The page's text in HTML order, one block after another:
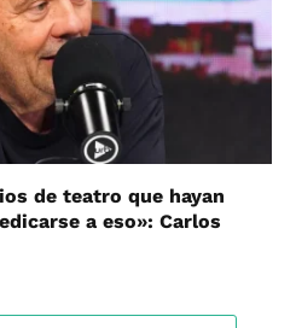
de teatro que hayan
a eso»: Carlos